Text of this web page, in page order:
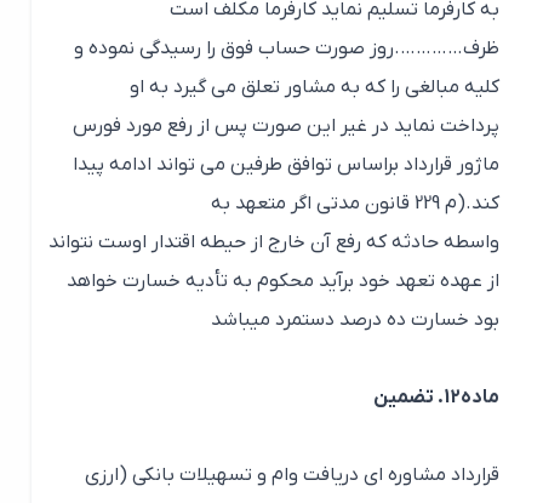
به کارفرما تسلیم نماید کارفرما مکلف است
ظرف………….روز صورت حساب فوق را رسیدگی نموده و
کلیه مبالغی را که به مشاور تعلق می گیرد به او
پرداخت نماید در غیر این صورت پس از رفع مورد فورس
ماژور قرارداد براساس توافق طرفین می تواند ادامه پیدا
کند.(م 229 قانون مدتی اگر متعهد به
واسطه حادثه که رفع آن خارج از حیطه اقتدار اوست نتواند
از عهده تعهد خود برآید محکوم به تأدیه خسارت خواهد
بود خسارت ده درصد دستمرد میباشد
ماده12. تضمین
قرارداد مشاوره ای دریافت وام و تسهیلات بانکی (ارزی